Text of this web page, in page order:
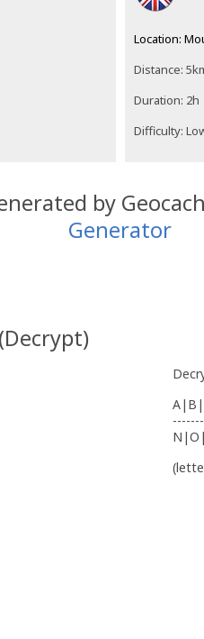
Location:
Distance:
Duration: 2h
Difficulty:
by
Generator
(Decrypt)